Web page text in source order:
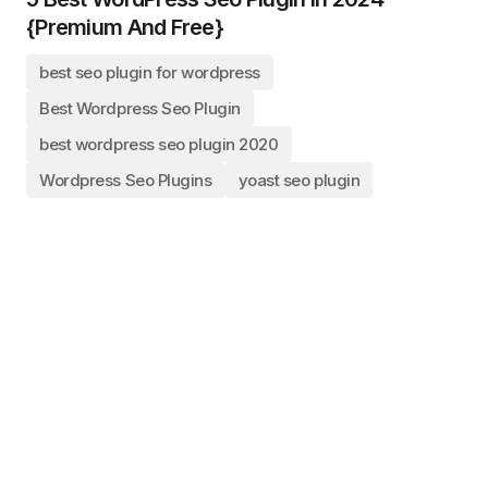
{Premium And Free}
best seo plugin for wordpress
Best Wordpress Seo Plugin
best wordpress seo plugin 2020
Wordpress Seo Plugins
yoast seo plugin